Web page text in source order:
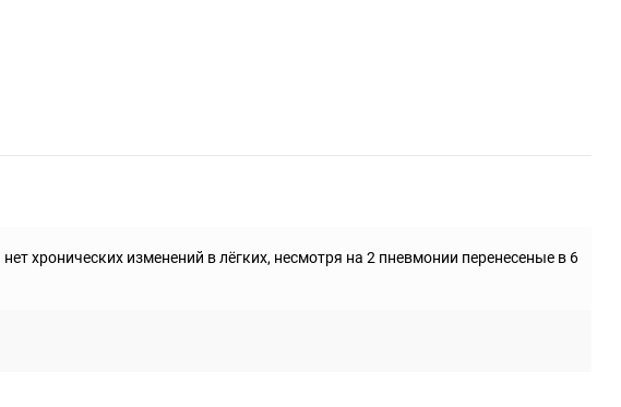
хронических изменений в лёгких, несмотря на 2 пневмонии перенесеные в 6